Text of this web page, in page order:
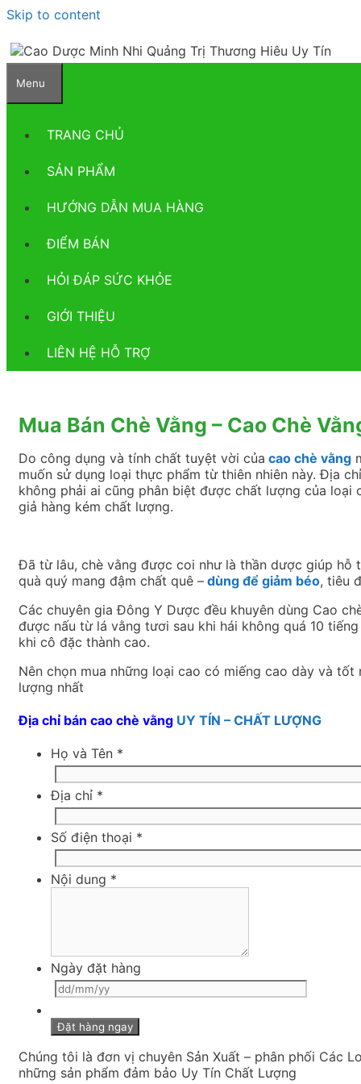
Skip to content
Menu
TRANG CHỦ
SẢN PHẨM
HƯỚNG DẪN MUA HÀNG
ĐIỂM BÁN
HỎI ĐÁP SỨC KHỎE
GIỚI THIỆU
LIÊN HỆ HỖ TRỢ
Mua Bán Chè Vằng – Cao Chè
Do công dụng và tính chất tuyệt vời của cao chè vằng
muốn sử dụng loại thực phẩm từ thiên nhiên này. Địa
không phải ai cũng phân biệt được chất lượng của
giả hàng kém chất lượng.
Đã từ lâu, chè vằng được coi như là thần dược giúp
quà quý mang đậm chất quê – dùng để giảm béo, tiêu
Các chuyên gia Đông Y Dược đều khuyên dùng Cao
được nấu từ lá vằng tươi sau khi hái không quá 10
khi cô đặc thành cao.
Nên chọn mua những loại cao có miếng cao dày và tốt
lượng nhất
Địa chỉ bán cao chè vằng UY TÍN – CHẤT LƯỢNG
Họ và Tên *
Địa chỉ *
Số điện thoại *
Nội dung *
Ngày đặt hàng
Chúng tôi là đơn vị chuyên Sản Xuất – phân phối Các
những sản phẩm đảm bảo Uy Tín Chất Lượng